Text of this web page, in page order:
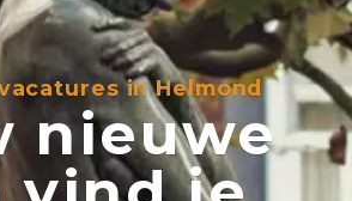
in Helmond
nieuwe